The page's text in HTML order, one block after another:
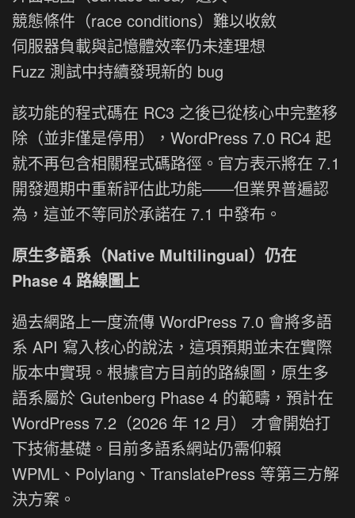
競態條件（race conditions）難以收斂
伺服器負載與記憶體效率仍未達理想
Fuzz 測試中持續發現新的 bug
該功能的程式碼在 RC3 之後已從核心中完整移
除（並非僅是停用），WordPress 7.0 RC4 起
就不再包含相關程式碼路徑。官方表示將在 7.1
開發週期中重新評估此功能——但業界普遍認
為，這並不等同於承諾在 7.1 中發布。
原生多語系（Native Multilingual）仍在
Phase 4 路線圖上
過去網路上一度流傳 WordPress 7.0 會將多語
系 API 寫入核心的說法，這項預期並未在實際
版本中實現。根據官方目前的路線圖，原生多
語系屬於 Gutenberg Phase 4 的範疇，預計在
WordPress 7.2（2026 年 12 月） 才會開始打
下技術基礎。目前多語系網站仍需仰賴
WPML、Polylang、TranslatePress 等第三方解
決方案。